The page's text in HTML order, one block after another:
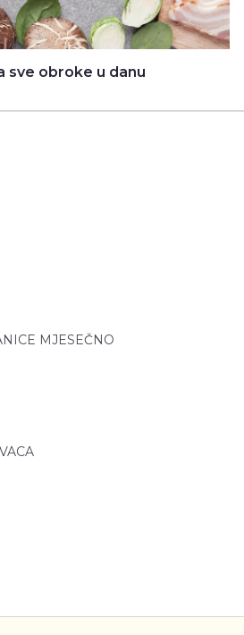
sve obroke u danu
MJESEČNO